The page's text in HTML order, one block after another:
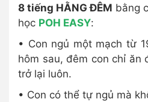
8 tiếng HẰNG ĐÊM bằng
học POH EASY:
• Con ngủ một mạch từ
hôm sau, đêm con chỉ ăn
trở lại luôn.
• Con có thể tự ngủ mà